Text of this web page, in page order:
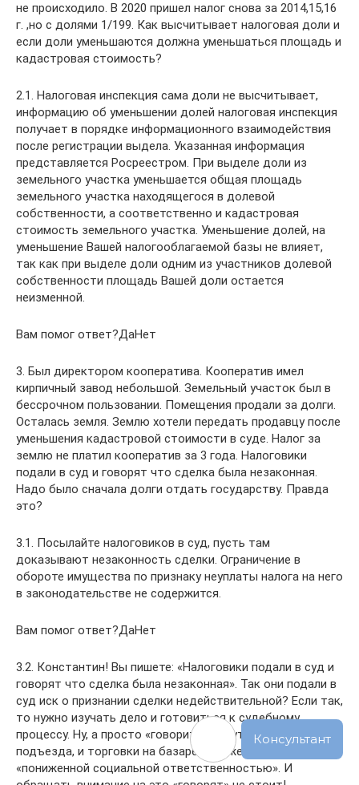
не происходило. В 2020 пришел налог снова за 2014,15,16
г. ,но с долями 1/199. Как высчитывает налоговая доли и
если доли уменьшаются должна уменьшаться площадь и
кадастровая стоимость?
2.1. Налоговая инспекция сама доли не высчитывает,
информацию об уменьшении долей налоговая инспекция
получает в порядке информационного взаимодействия
после регистрации выдела. Указанная информация
представляется Росреестром. При выделе доли из
земельного участка уменьшается общая площадь
земельного участка находящегося в долевой
собственности, а соответственно и кадастровая
стоимость земельного участка. Уменьшение долей, на
уменьшение Вашей налогооблагаемой базы не влияет,
так как при выделе доли одним из участников долевой
собственности площадь Вашей доли остается
неизменной.
Вам помог ответ?ДаНет
3. Был директором кооператива. Кооператив имел
кирпичный завод небольшой. Земельный участок был в
бессрочном пользовании. Помещения продали за долги.
Осталась земля. Землю хотели передать продавцу после
уменьшения кадастровой стоимости в суде. Налог за
землю не платил кооператив за 3 года. Налоговики
подали в суд и говорят что сделка была незаконная.
Надо было сначала долги отдать государству. Правда
это?
3.1. Посылайте налоговиков в суд, пусть там
доказывают незаконность сделки. Ограничение в
обороте имущества по признаку неуплаты налога на него
в законодательстве не содержится.
Вам помог ответ?ДаНет
3.2. Константин! Вы пишете: «Налоговики подали в суд и
говорят что сделка была незаконная». Так они подали в
суд иск о признании сделки недействительной? Если так,
то нужно изучать дело и готовиться к судебному
процессу. Ну, а просто «говорить» могут и бабушки у
подъезда, и торговки на базаре, и даже девушки с
«пониженной социальной ответственностью». И